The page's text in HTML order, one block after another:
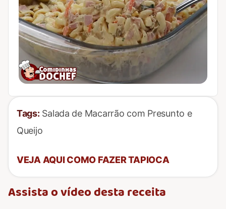
Tags: Salada de Macarrão com Presunto e
Queijo
VEJA AQUI COMO FAZER TAPIOCA
Assista o vídeo desta receita